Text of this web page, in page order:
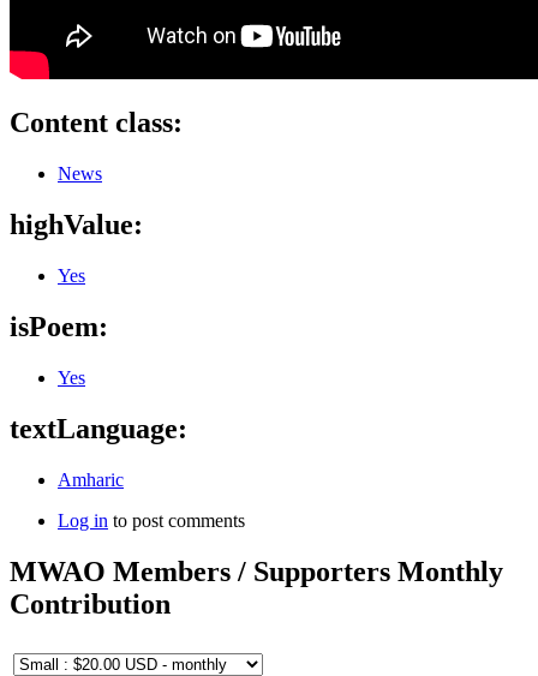
Content class:
News
highValue:
Yes
isPoem:
Yes
textLanguage:
Amharic
Log in to post comments
MWAO Members / Supporters Monthly
Contribution